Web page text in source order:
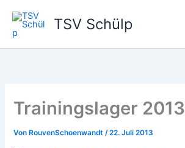
Inhalt
springen
TSV Schülp
Trainingslager 2013
Von RouvenSchoenwandt/22. Juli 2013